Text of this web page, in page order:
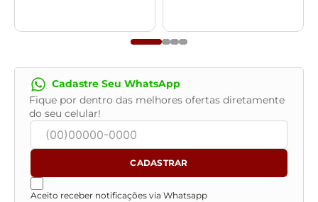
Cadastre Seu WhatsApp
Fique por dentro das melhores ofertas diretamente
do seu celular!
CADASTRAR
Aceito receber notificações via Whatsapp